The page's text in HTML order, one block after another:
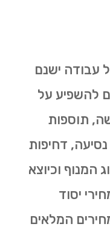
עבודה ישנם
להשפיע על
תוספות
דחיפות
המנוף וכיוצא
יסוד
המלאים